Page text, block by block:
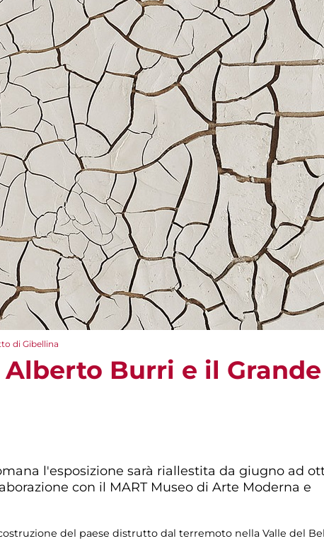
di Gibellina
Burri e il Grande
l'esposizione sarà riallestita da giugno ad
con il MART Museo di Arte Moderna e
del paese distrutto dal terremoto nella Valle del